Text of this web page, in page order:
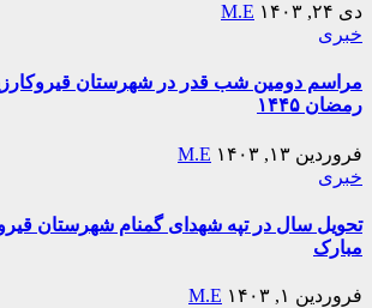
دی ۲۴, ۱۴۰۳
M.E
خبری
مراسم دومین شب قدر در شهرستان
رمضان ۱۴۴۵
فروردین ۱۳, ۱۴۰۳
M.E
خبری
مبارک
فروردین ۱, ۱۴۰۳ M.E